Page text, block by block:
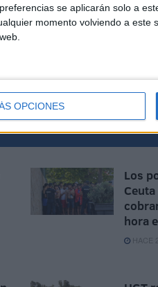
se aplicarán solo a
momento volviendo a
OPCIONES
Los
hora
HACE